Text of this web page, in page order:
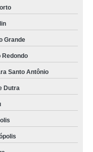
Grande
Redondo
Santo Antônio
Dutra